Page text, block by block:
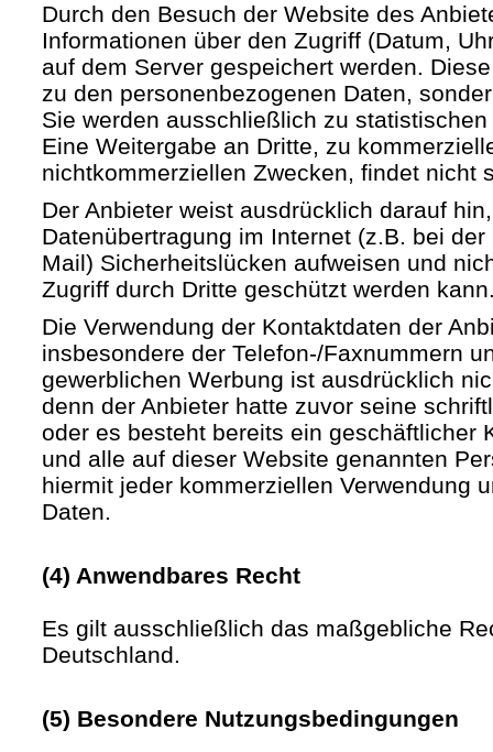
Durch den Besuch der Website des
Informationen über den Zugriff (Datum,
auf dem Server gespeichert werden.
zu den personenbezogenen Daten,
Sie werden ausschließlich zu
Eine Weitergabe an Dritte, zu
nichtkommerziellen Zwecken, findet nicht
Der Anbieter weist ausdrücklich darauf
Datenübertragung im Internet (z.B. bei
Mail) Sicherheitslücken aufweisen und
Zugriff durch Dritte geschützt werden
Die Verwendung der Kontaktdaten der
insbesondere der Telefon-/Faxnummern
gewerblichen Werbung ist ausdrücklich
denn der Anbieter hatte zuvor seine
oder es besteht bereits ein geschäftlicher
und alle auf dieser Website genannten
hiermit jeder kommerziellen Verwendung
Daten.
(4) Anwendbares Recht
Es gilt ausschließlich das maßgebliche
Deutschland.
(5) Besondere Nutzungsbedingungen